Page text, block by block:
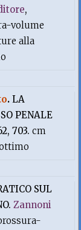
,
volume
alla
.LA
PENALE
703.cm
SUL
Zannoni